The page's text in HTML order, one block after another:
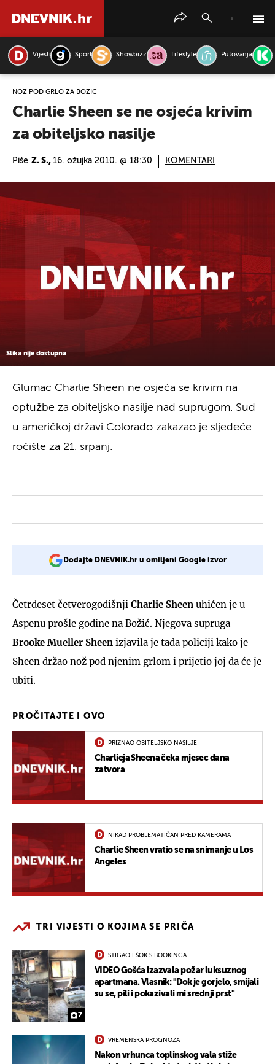
Vijesti Sport Showbizz Lifestyle Putovanja
NOŽ POD GRLO ZA BOŽIĆ
Charlie Sheen se ne osjeća krivim
za obiteljsko nasilje
Piše Z. S., 16. ožujka 2010. @ 18:30 KOMENTARI
Slika nije dostupna
Glumac Charlie Sheen ne osjeća se krivim na
optužbe za obiteljsko nasilje nad suprugom. Sud
u američkoj državi Colorado zakazao je sljedeće
ročište za 21. srpanj.
Dodajte DNEVNIK.hr u omiljeni Google izvor
Četrdeset četverogodišnji Charlie Sheen uhićen je u
Aspenu prošle godine na Božić. Njegova supruga
Brooke Mueller Sheen izjavila je tada policiji kako je
Sheen držao nož pod njenim grlom i prijetio joj da će je
ubiti.
PROČITAJTE I OVO
PRIZNAO OBITELJSKO NASILJE
Charlieja Sheena čeka mjesec dana
zatvora
NIKAD PROBLEMATIČAN PRED KAMERAMA
Charlie Sheen vratio se na snimanje u Los
Angeles
TRI VIJESTI O KOJIMA SE PRIČA
7
STIGAO I ŠOK S BOOKINGA
VIDEO Gošća izazvala požar luksuznog
apartmana. Vlasnik: "Dok je gorjelo, smijali
su se, pili i pokazivali mi srednji prst"
VREMENSKA PROGNOZA
Nakon vrhunca toplinskog vala stiže
PRETRAŽITE VIJESTI